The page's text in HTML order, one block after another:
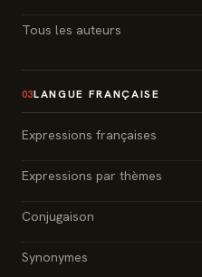
Tous les auteurs
03LANGUE FRANÇAISE
Expressions françaises
Expressions par thèmes
Conjugaison
Synonymes